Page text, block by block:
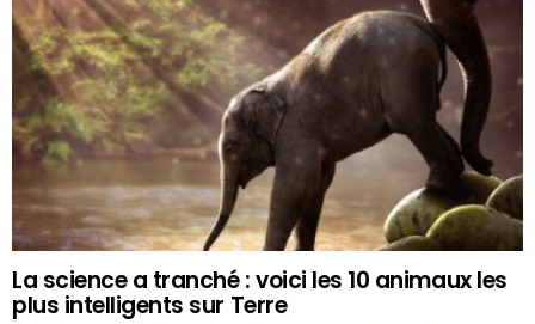
La science a tranché : voici les 10 animaux les
plus intelligents sur Terre